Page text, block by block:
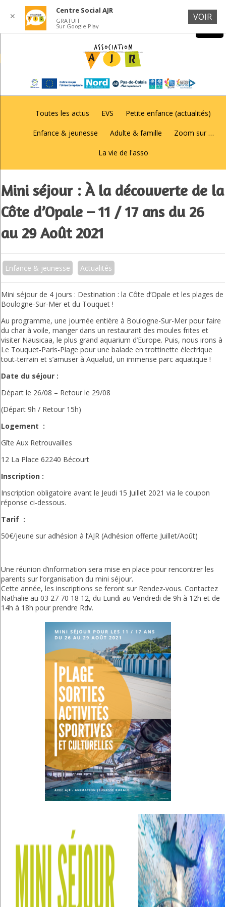
Toutes les actus EVS Petite enfance (actualités)
Enfance & jeunesse Adulte & famille Zoom sur …
La vie de l'asso
Mini séjour : À la découverte de la
Côte d’Opale – 11 / 17 ans du 26
au 29 Août 2021
Enfance & jeunesse Actualités
Mini séjour de 4 jours : Destination : la Côte d’Opale et les plages de
Boulogne-Sur-Mer et du Touquet !
Au programme, une journée entière à Boulogne-Sur-Mer pour faire
du char à voile, manger dans un restaurant des moules frites et
visiter Nausicaa, le plus grand aquarium d’Europe. Puis, nous irons à
Le Touquet-Paris-Plage pour une balade en trottinette électrique
tout-terrain et s’amuser à Aqualud, un immense parc aquatique !
Date du séjour :
Départ le 26/08 – Retour le 29/08
(Départ 9h / Retour 15h)
Logement :
Gîte Aux Retrouvailles
12 La Place 62240 Bécourt
Inscription :
Inscription obligatoire avant le Jeudi 15 Juillet 2021 via le coupon
réponse ci-dessous.
Tarif :
50€/jeune sur adhésion à l’AJR (Adhésion offerte Juillet/Août)
Une réunion d’information sera mise en place pour rencontrer les
parents sur l’organisation du mini séjour.
Cette année, les inscriptions se feront sur Rendez-vous. Contactez
Nathalie au 03 27 70 18 12, du Lundi au Vendredi de 9h à 12h et de
14h à 18h pour prendre Rdv.
✕
Centre Social AJR
GRATUIT
Sur Google Play
VOIR